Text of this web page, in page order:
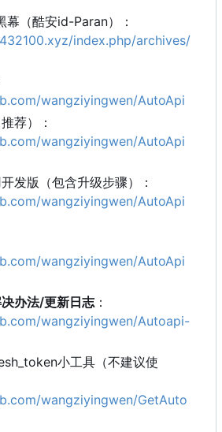
幕（酷安id-Paran）：
index.php/archives/
wangziyingwen/AutoApi
荐）：
wangziyingwen/AutoApi
发版（包含升级步骤）：
wangziyingwen/AutoApi
wangziyingwen/AutoApi
办法/更新日志：
wangziyingwen/Autoapi-
小工具（不建议使
wangziyingwen/GetAuto